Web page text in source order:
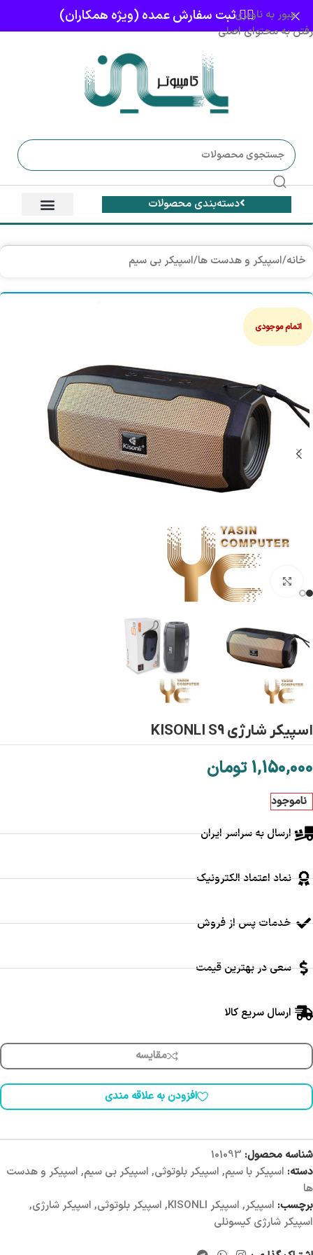
عبور به ناوبری
رفتن به محتوای اصلی
👈🏻 ثبت سفارش عمده (ویژه همکاران)
دسته‌بندی محصولات
خانه/اسپیکر و هدست ها/اسپیکر بی سیم
اتمام موجودی
بزرگنمایی تصویر
اسپیکر شارژی KISONLI S9
1,150,000 تومان
ناموجود
ارسال به سراسر ایران
نماد اعتماد الکترونیک
خدمات پس از فروش
سعی در بهترین قیمت
ارسال سریع کالا
مقایسه
افزودن به علاقه مندی
شناسه محصول: 101093
دسته: اسپیکر با سیم, اسپیکر بلوتوثی, اسپیکر بی سیم, اسپیکر و هدست
ها
برچسب: اسپیکر, اسپیکر KISONLI , اسپیکر بلوتوثی, اسپیکر شارژی,
اسپیکر شارژی کیسونلی